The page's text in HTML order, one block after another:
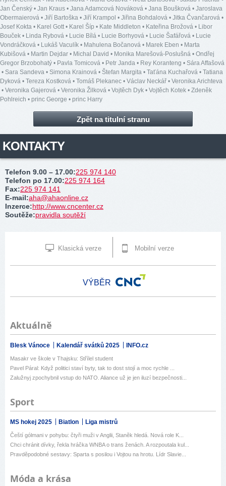
Jan Čenský • Jan Kraus • Jana Adamcová Nováková • Jana Boušková • Jaroslava
Obermaierová • Jiří Bartoška • Jiří Krampol • Jiřina Bohdalová • Jitka Čvančarová •
Josef Kokta • Karel Gott• Karel Šíp • Kate Middleton • Kateřina Brožová • Libor
Bouček • Linda Rybová • Lucie Bílá • Lucie Borhyová • Lucie Šafářová • Lucie
Vondráčková • Lukáš Vaculík • Mahulena Bočanová • Marek Eben • Marta
Kubišová • Martin Dejdar • Michal David • Monika Marešová-Poslušná • Ondřej
Gregor Brzobohatý • Pavla Tomicová • Petr Janda • Rey Koranteng • Sára Affašová
• Sara Sandeva • Simona Krainová • Štefan Margita • Taťána Kuchařová • Tatiana
Dyková • Tereza Kostková • Tomáš Plekanec • Václav Neckář • Veronika Arichteva
• Veronika Gajerová • Veronika Žilková • Vojtěch Dyk • Vojtěch Kotek • Zdeněk
Pohlreich • princ George • princ Harry
Zpět na titulní stranu
KONTAKTY
Telefon 9.00 – 17.00:225 974 140
Telefon po 17.00:225 974 164
Fax:225 974 141
E-mail:aha@ahaonline.cz
Inzerce:http://www.cncenter.cz
Soutěže:pravidla soutěží
Klasická verze Mobilní verze
VÝBĚR
Aktuálně
Blesk Vánoce Kalendář svátků 2025 INFO.cz
Masakr ve škole v Thajsku: Střílel student
Pavel Páral: Když politici staví byty, tak to dost stojí a moc rychle ...
Zalužnyj zpochybnil vstup do NATO. Aliance už je jen iluzí bezpečnosti...
Sport
MS hokej 2025 Biatlon Liga mistrů
Čeští gólmani v pohybu: čtyři muži v Anglii, Staněk hledá. Nová role K...
Chci chránit dívky, řekla hráčka WNBA o trans ženách. A rozpoutala kul...
Pravděpodobné sestavy: Sparta s posilou i Vojtou na hrotu. Lídr Slavie...
Móda a krása